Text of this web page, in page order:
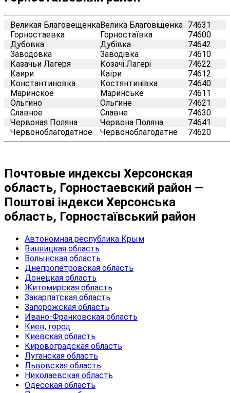
Великая БлаговещенкаВелика Благовіщенка 74631
Горностаевка
Горностаївка
74600
Дубовка
Дубівка
74642
Заводовка
Заводівка
74610
Казачьи Лагеря
Козачі Лагері
74622
Каири
Каїри
74612
Константиновка
Костянтинівка
74640
Маринское
Маринське
74611
Ольгино
Ольгине
74621
Славное
Славне
74630
Червоная Поляна
Червона Поляна
74641
Червоноблагодатное
Червоноблагодатне 74620
Почтовые индексы Херсонская
область, Горностаевский район —
Поштові індекси Херсонська
область, Горностаївський район
Автономная республика Крым
Винницкая область
Волынская область
Днепропетровская область
Донецкая область
Житомирская область
Закарпатская область
Запорожская область
Ивано-Франковская область
Киев, город
Киевская область
Кировоградская область
Луганская область
Львовская область
Николаевская область
Одесская область